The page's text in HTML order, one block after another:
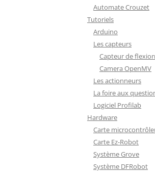
PROTECTION : PORTE FUSIBLE
Automate Crouzet
Tutoriels
Arduino
Les capteurs
Capteur de flexion
Camera OpenMV
Les actionneurs
La foire aux
Logiciel Profilab
Hardware
Carte
Carte Ez-Robot
Système Grove
Système DFRobot